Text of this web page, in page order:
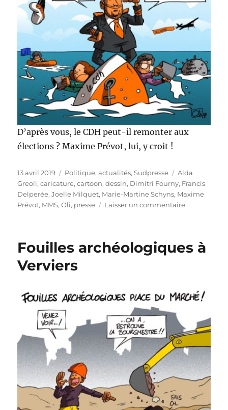
D’après vous, le CDH peut-il remonter aux
élections ? Maxime Prévot, lui, y croit !
Publié
le
13 avril 2019 Catégories
Politique, actualités,Sudpresse Étiquettes
Alda
Greoli,caricature,cartoon,dessin, Dimitri Fourny, Francis
Delperée,Joelle Milquet, Marie-Martine Schyns, Maxime
Prévot, MMS,Oli, presse Laisser un commentairesur
au
Fouilles archéologiques à
Verviers